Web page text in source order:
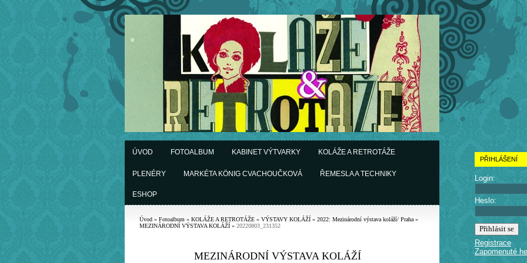
ÚVOD FOTOALBUM KABINET VÝTVARKY KOLÁŽE A RETROTÁŽE
PLENÉRY MARKÉTA KÖNIG CVACHOUČKOVÁ ŘEMESLA A TECHNIKY
ESHOP
Úvod » Fotoalbum » KOLÁŽE A RETROTÁŽE » VÝSTAVY KOLÁŽÍ » 2022: Mezinárodní výstava koláží/ Praha»
MEZINÁRODNÍ VÝSTAVA KOLÁŽÍ » 20220803_231352
MEZINÁRODNÍ VÝSTAVA KOLÁŽÍ
PŘIHLÁŠENÍ
Login:
Heslo:
Registrace
Zapomenuté